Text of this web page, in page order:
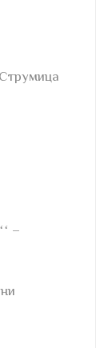
–